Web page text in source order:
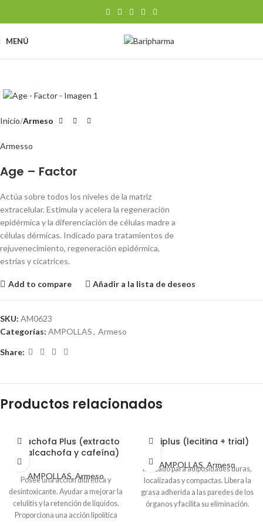
MENÚ
Inicio Armeso
Armesso
Age – Factor
Actúa sobre todos los niveles de la matriz
extracelular. Estimula y acelera la regeneración
epidérmica y la diferenciación de células madre a
células dérmicas. Indicado para tratamientos de
rejuvenecimiento, regeneración epidérmica,
estrías y cicatrices.
Add to compare Añadir a la lista de deseos
SKU: AM0623
Categorías: AMPOLLAS, Armeso
Share:
Productos relacionados
Alcachofa Plus (extracto
de alcachofa y cafeína)
AMPOLLAS,Armeso
Posee una acción diurética y
desintoxicante. Ayudar a mejorar la
celulitis y la retención de líquidos.
Proporciona una acción lipolítica
Leciplus (lecitina + trial)
AMPOLLAS,Armeso
Indicado para adiposidades duras,
localizadas y compactas. Libera la
grasa adherida a las paredes de los
órganos y facilita su eliminación.